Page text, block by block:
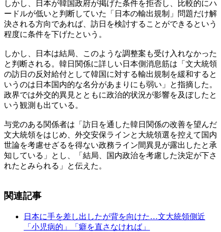
しかし、日本が韓国政府が掲げた条件を拒否し、比較的にハ
ードルが低いと判断していた「日本の輸出規制」問題だけ解
決される方向であれば、訪日を検討することができるという
程度に条件を下げたという。
しかし、日本は結局、このような調整案も受け入れなかった
と判断される。韓日関係に詳しい日本側消息筋は「文大統領
の訪日の反対給付として韓国に対する輸出規制を緩和すると
いうのは日本国内的な名分があまりにも弱い」と指摘した。
政界では外交的異見とともに政治的状況が影響を及ぼしたと
いう観測も出ている。
与党のある関係者は「訪日を通した韓日関係の改善を望んだ
文大統領をはじめ、外交安保ラインと大統領選を控えて国内
世論を考慮せざるを得ない政務ライン間異見が露出したと承
知している」とし、「結局、国内政治を考慮した決定が下さ
れたとみられる」と伝えた。
関連記事
日本に手を差し出したが背を向けた…文大統領側近
「小児病的」「癖を直さなければ」